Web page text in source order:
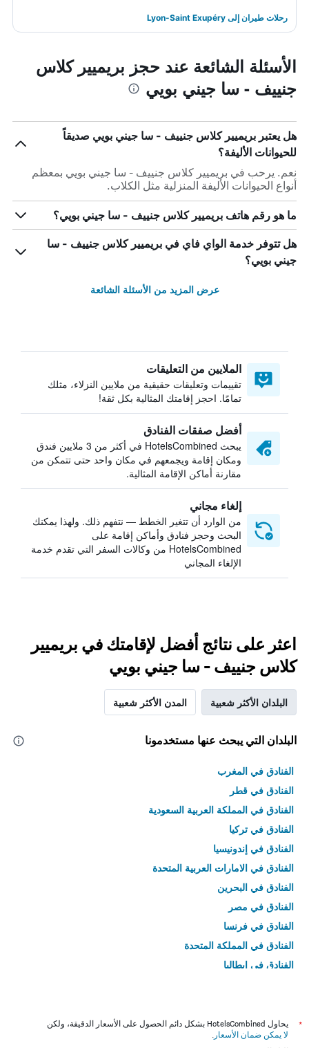
رحلات طيران إلى Lyon-Saint Exupéry
الأسئلة الشائعة عند حجز بريميير كلاس
جنييف - سا جيني بويي
هل يعتبر بريميير كلاس جنييف - سا جيني بويي صديقاً
للحيوانات الأليفة؟
نعم. يرحب في بريميير كلاس جنييف - سا جيني بويي بمعظم
أنواع الحيوانات الأليفة المنزلية مثل الكلاب.
ما هو رقم هاتف بريميير كلاس جنييف - سا جيني بويي؟
هل تتوفر خدمة الواي فاي في بريميير كلاس جنييف - سا
جيني بويي؟
عرض المزيد من الأسئلة الشائعة
الملايين من التعليقات
تقييمات وتعليقات حقيقية من ملايين النزلاء، مثلك
تمامًا. احجز إقامتك المثالية بكل ثقة!
أفضل صفقات الفنادق
يبحث HotelsCombined في أكثر من 3 ملايين فندق
ومكان إقامة ويجمعهم في مكان واحد حتى تتمكن من
مقارنة أماكن الإقامة المثالية.
إلغاء مجاني
من الوارد أن تتغير الخطط — نتفهم ذلك. ولهذا يمكنك
البحث وحجز فنادق وأماكن إقامة على
HotelsCombined من وكالات السفر التي تقدم خدمة
الإلغاء المجاني
اعثر على نتائج أفضل لإقامتك في بريميير
كلاس جنييف - سا جيني بويي
البلدان الأكثر شعبية المدن الأكثر شعبية
البلدان التي يبحث عنها مستخدمونا
الفنادق في المغرب
الفنادق في قطر
الفنادق في المملكة العربية السعودية
الفنادق في تركيا
الفنادق في إندونيسيا
الفنادق في الامارات العربية المتحدة
الفنادق في البحرين
الفنادق في مصر
الفنادق في فرنسا
الفنادق في المملكة المتحدة
الفنادق في إيطاليا
*
يحاول HotelsCombined بشكل دائم الحصول على الأسعار الدقيقة، ولكن
لا يمكن ضمان الأسعار .